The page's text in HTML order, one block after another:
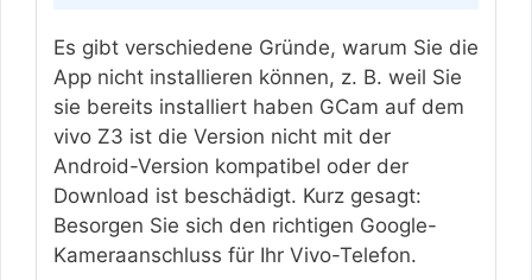
Es gibt verschiedene Gründe, warum Sie die
App nicht installieren können, z. B. weil Sie
sie bereits installiert haben GCam auf dem
vivo Z3 ist die Version nicht mit der
Android-Version kompatibel oder der
Download ist beschädigt. Kurz gesagt:
Besorgen Sie sich den richtigen Google-
Kameraanschluss für Ihr Vivo-Telefon.